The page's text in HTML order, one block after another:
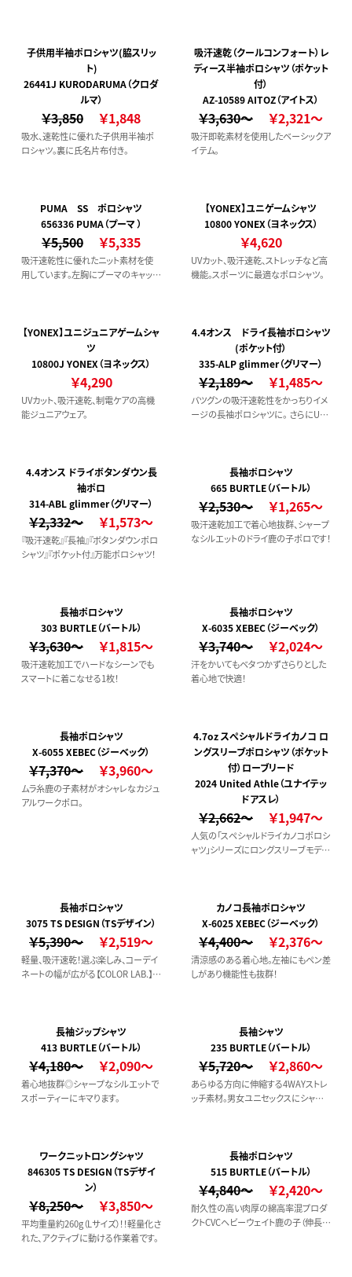
子供用半袖ポロシャツ(脇スリッ
ト)
26441J KURODARUMA（クロダ
ルマ）
￥3,850 ￥1,848
吸水、速乾性に優れた子供用半袖ポ
ロシャツ。裏に氏名片布付き。
吸汗速乾（クールコンフォート）レ
ディース半袖ポロシャツ（ポケット
付）
AZ-10589 AITOZ（アイトス）
￥3,630～ ￥2,321～
吸汗即乾素材を使用したベーシックア
イテム。
PUMA SS ポロシャツ
656336 PUMA（プーマ ）
￥5,500 ￥5,335
吸汗速乾性に優れたニット素材を使
用しています。左胸にプーマのキャット
【YONEX】ユニゲームシャツ
10800 YONEX（ヨネックス）
￥4,620
UVカット、吸汗速乾、ストレッチなど高
機能。スポーツに最適なポロシャツ。
【YONEX】ユニジュニアゲームシャ
ツ
10800J YONEX（ヨネックス）
￥4,290
UVカット、吸汗速乾、制電ケアの高機
能ジュニアウェア。
4.4オンス ドライ長袖ポロシャツ
(ポケット付）
335-ALP glimmer（グリマー）
￥2,189～ ￥1,485～
バツグンの吸汗速乾性をかっちりイメ
ージの長袖ポロシャツに。 さらにUV
4.4オンス ドライボタンダウン長
袖ポロ
314-ABL glimmer（グリマー）
￥2,332～ ￥1,573～
『吸汗速乾』『長袖』『ボタンダウンポロ
シャツ』『ポケット付』万能ポロシャツ！
長袖ポロシャツ
665 BURTLE（バートル）
￥2,530～ ￥1,265～
吸汗速乾加工で着心地抜群、シャープ
なシルエットのドライ鹿の子ポロです！
長袖ポロシャツ
303 BURTLE（バートル）
￥3,630～ ￥1,815～
吸汗速乾加工でハードなシーンでも
スマートに着こなせる1枚！
長袖ポロシャツ
X-6035 XEBEC（ジーベック）
￥3,740～ ￥2,024～
汗をかいてもベタつかずさらりとした
着心地で快適！
長袖ポロシャツ
X-6055 XEBEC（ジーベック）
￥7,370～ ￥3,960～
ムラ糸鹿の子素材がオシャレなカジュ
アルワークポロ。
4.7oz スぺシャルドライカノコ ロ
ングスリーブポロシャツ（ポケット
付）ローブリード
2024 United Athle（ユナイテッ
ドアスレ）
￥2,662～ ￥1,947～
人気の「スペシャルドライカノコポロシ
ャツ」シリーズにロングスリーブモデル
枚です。
長袖ポロシャツ
3075 TS DESIGN（TSデザイン）
￥5,390～ ￥2,519～
軽量、吸汗速乾！選ぶ楽しみ、コーデイ
ネートの幅が広がる【COLOR LAB.】シ
カノコ長袖ポロシャツ
X-6025 XEBEC（ジーベック）
￥4,400～ ￥2,376～
清涼感のある着心地。左袖にもペン差
しがあり機能性も抜群！
長袖ジップシャツ
413 BURTLE（バートル）
￥4,180～ ￥2,090～
着心地抜群◎シャープなシルエットで
スポーティーにキマります。
長袖シャツ
235 BURTLE（バートル）
￥5,720～ ￥2,860～
あらゆる方向に伸縮する4WAYストレ
ッチ素材。男女ユニセックスにシャー
ワークニットロングシャツ
846305 TS DESIGN（TSデザイ
ン）
￥8,250～ ￥3,850～
平均重量約260g（Lサイズ）！！軽量化さ
れた、アクティブに動ける作業着です。
長袖ポロシャツ
515 BURTLE（バートル）
￥4,840～ ￥2,420～
耐久性の高い肉厚の綿高率混プロダ
クトCVCヘビーウェイト鹿の子（伸長率